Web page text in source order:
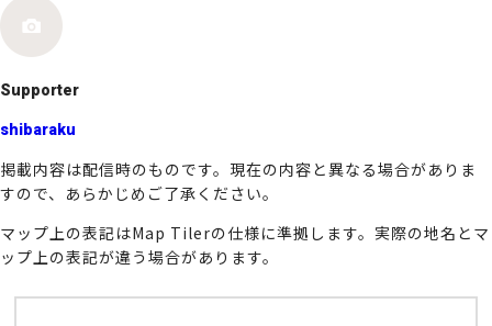
Supporter
shibaraku
掲載内容は配信時のものです。現在の内容と異なる場合がありま
すので、あらかじめご了承ください。
マップ上の表記はMap Tilerの仕様に準拠します。実際の地名とマ
ップ上の表記が違う場合があります。